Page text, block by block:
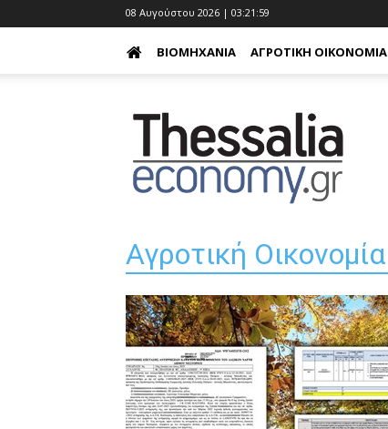
08 Αυγούστου 2026 | 03:22:00
ΒΙΟΜΗΧΑΝΊΑ ΑΓΡΟΤΙΚΉ ΟΙΚΟΝΟΜΊΑ
Αγροτική Οικονομία